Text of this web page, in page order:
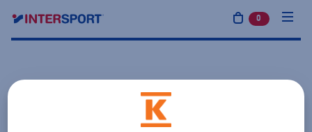
0 tuotetta